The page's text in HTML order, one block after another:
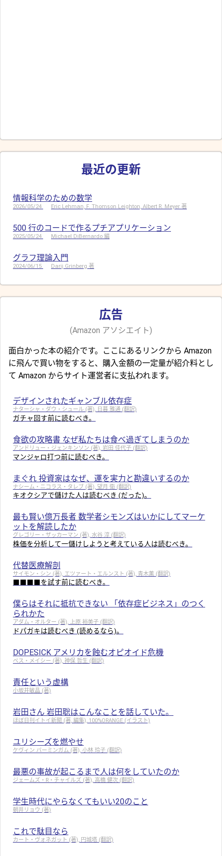
最近の更新
情報科学のための数学
2026/05/24 Eric Lehman, F. Thomson Leighton, Albert R. Meyer 著
500 行のコードで作るプチアプリケーション
2025/05/24 Michael DiBernardo 編
グラフ理論入門
2024/06/15 Darij Grinberg 著
広告
(Amazon アソシエイト)
面白かった本の紹介です。ここにあるリンクから Amazon
に飛んで買い物をすると、購入金額の一定量が紹介料とし
て Amazon からサイト運営者に支払われます。
デザインされたギャンブル依存症
ナターシャ・ダウ・シュール (著), 日暮 雅通 (翻訳)
ガチャ回す前に読むべき。
食欲の攻略書 なぜ私たちは食べ過ぎてしまうのか
アンドリュー・ジェンキンソン (著), 岩田 佳代子 (翻訳)
マンジャロ打つ前に読むべき。
まぐれ 投資家はなぜ、運を実力と勘違いするのか
ナシーム・ニコラス・タレブ (著), 望月 衛 (翻訳)
キオクシアで儲けた人は読むべき (だった)。
最も賢い億万長者 数学者シモンズはいかにしてマーケ
ットを解読したか
グレゴリー・ザッカーマン (著), 水谷 淳 (翻訳)
株価を分析して一儲けしようと考えている人は読むべき。
代替医療解剖
サイモン・シン (著), エツァート・エルンスト (著), 青木薫 (翻訳)
■■■■を試す前に読むべき。
僕らはそれに抵抗できない 「依存症ビジネス」のつく
られかた
アダム・オルター (著), 上原 裕美子 (翻訳)
ドパガキは読むべき (読めるなら)。
DOPESICK アメリカを蝕むオピオイド危機
ベス・メイシー (著), 神保 哲生 (翻訳)
責任という虚構
小坂井敏晶 (著)
岩田さん 岩田聡はこんなことを話していた。
ほぼ日刊イトイ新聞 (著, 編集), 100%ORANGE (イラスト)
ユリシーズを燃やせ
ケヴィン バーミンガム (著), 小林 玲子 (翻訳)
最悪の事故が起こるまで人は何をしていたのか
ジェームズ・R・チャイルズ (著), 高橋 健次 (翻訳)
学生時代にやらなくてもいい20のこと
朝井リョウ (著)
これで駄目なら
カート・ヴォネガット (著), 円城塔 (翻訳)